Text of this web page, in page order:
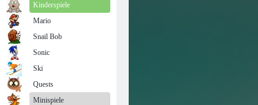
Kinderspiele
Mario
Snail Bob
Sonic
Ski
Quests
Minispiele